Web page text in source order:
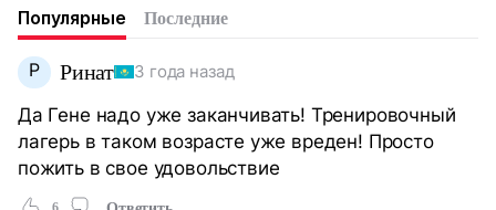
Популярные Последние
Р Ринат 3 года назад
Да Гене надо уже заканчивать! Тренировочный
лагерь в таком возрасте уже вреден! Просто
пожить в свое удовольствие